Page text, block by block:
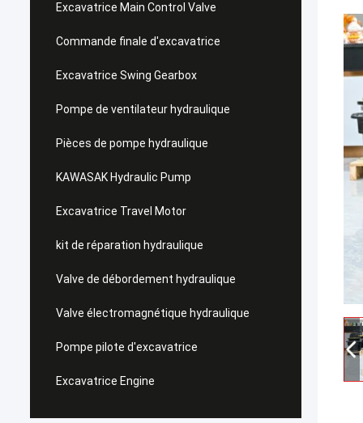
Excavatrice Main Control Valve
Commande finale d'excavatrice
Excavatrice Swing Gearbox
Pompe de ventilateur hydraulique
Pièces de pompe hydraulique
KAWASAK Hydraulic Pump
Excavatrice Travel Motor
kit de réparation hydraulique
Valve de débordement hydraulique
Valve électromagnétique hydraulique
Pompe pilote d'excavatrice
Excavatrice Engine